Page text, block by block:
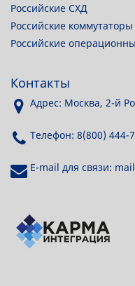
Российские СХД
Российские коммутаторы
Российские
Контакты
Адрес: Москва, 2-й
Телефон: 8(800) 444-
E-mail для связи: